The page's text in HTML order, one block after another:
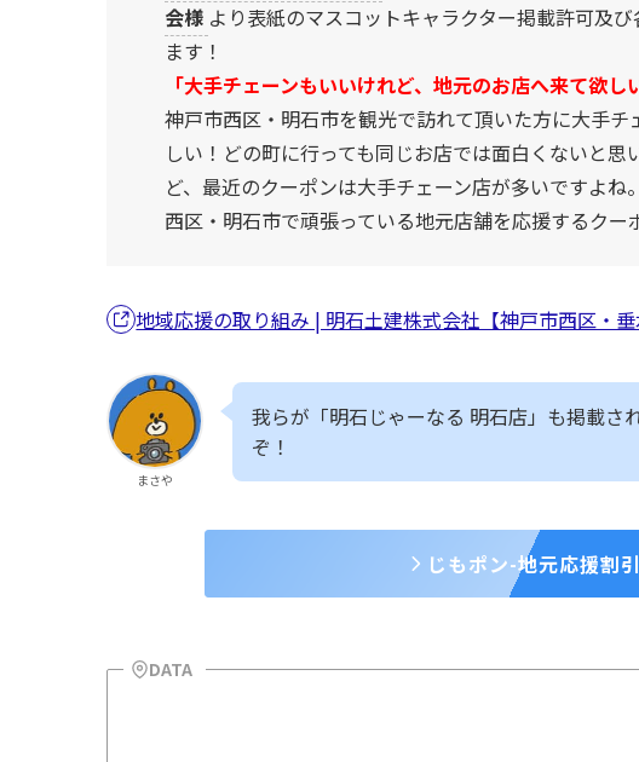
会様 より表紙のマスコットキャラクター掲載許可及
ます！
「大手チェーンもいいけれど、地元のお店へ来て欲し
神戸市西区・明石市を観光で訪れて頂いた方に大手
しい！どの町に行っても同じお店では面白くないと
ど、最近のクーポンは大手チェーン店が多いですよ
西区・明石市で頑張っている地元店舗を応援するクー
地域応援の取り組み | 明石土建株式会社【神戸市西区・垂
まさや
我らが「明石じゃーなる 明石店」も掲載さ
ぞ！
じもポン-地元応援割
DATA